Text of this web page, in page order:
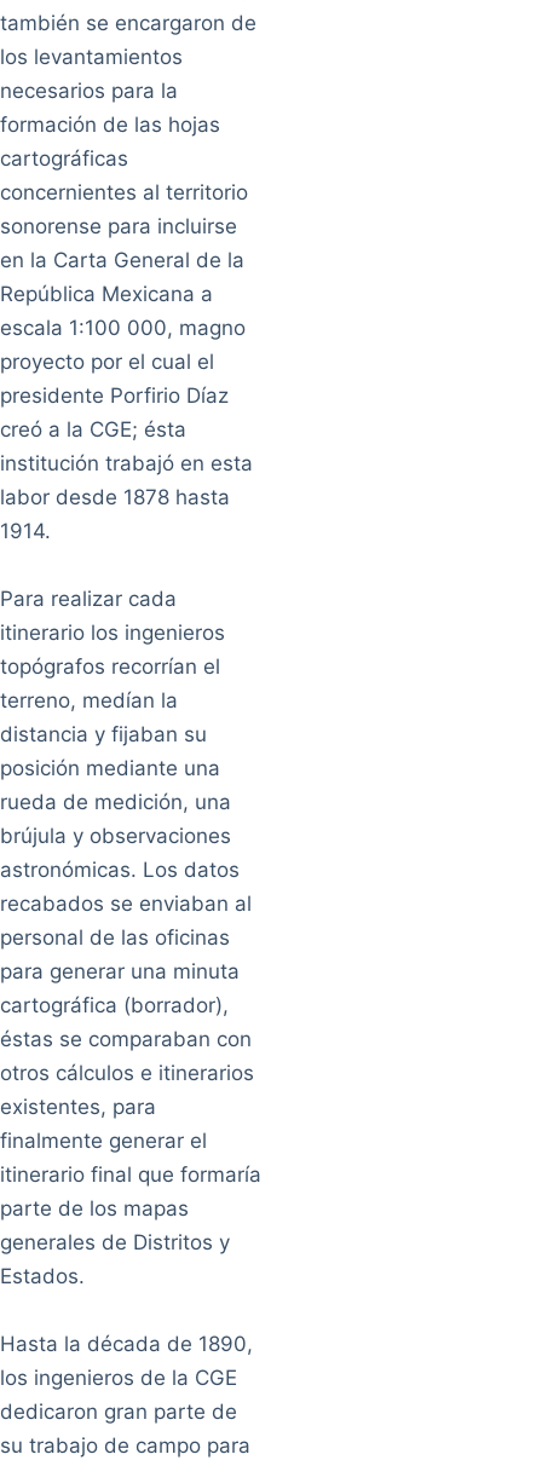
también se encargaron de
los levantamientos
necesarios para la
formación de las hojas
cartográficas
concernientes al territorio
sonorense para incluirse
en la Carta General de la
República Mexicana a
escala 1:100 000, magno
proyecto por el cual el
presidente Porfirio Díaz
creó a la CGE; ésta
institución trabajó en esta
labor desde 1878 hasta
1914.
Para realizar cada
itinerario los ingenieros
topógrafos recorrían el
terreno, medían la
distancia y fijaban su
posición mediante una
rueda de medición, una
brújula y observaciones
astronómicas. Los datos
recabados se enviaban al
personal de las oficinas
para generar una minuta
cartográfica (borrador),
éstas se comparaban con
otros cálculos e itinerarios
existentes, para
finalmente generar el
itinerario final que formaría
parte de los mapas
generales de Distritos y
Estados.
Hasta la década de 1890,
los ingenieros de la CGE
dedicaron gran parte de
su trabajo de campo para